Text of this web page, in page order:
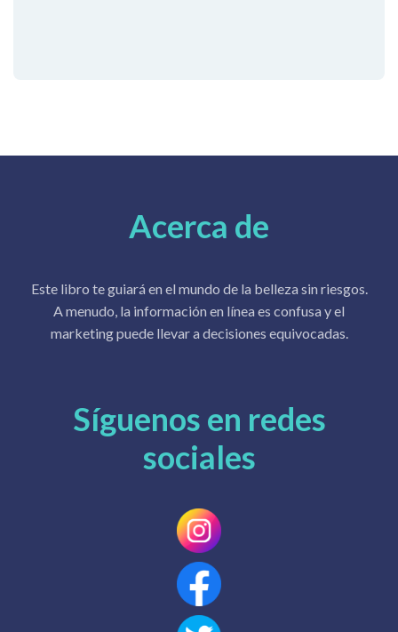
Acerca de
Este libro te guiará en el mundo de la belleza sin riesgos.
A menudo, la información en línea es confusa y el
marketing puede llevar a decisiones equivocadas.
Síguenos en redes
sociales